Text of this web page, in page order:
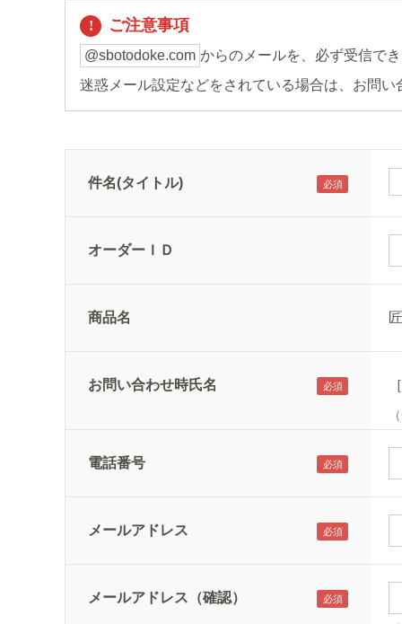
ご注意事項
@sbotodoke.com からのメールを、必ず受信で
迷惑メール設定などをされている場合は、お問
件名(タイトル)
オーダーＩＤ
商品名
お問い合わせ時氏名
電話番号
メールアドレス
メールアドレス（確認）